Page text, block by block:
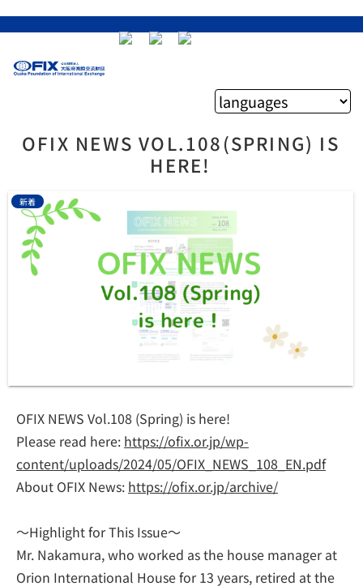
OFIX NEWS VOL.108(SPRING) IS
HERE!
新着
OFIX NEWS Vol.108 (Spring) is here!
Please read here: https://ofix.or.jp/wp-
content/uploads/2024/05/OFIX_NEWS_108_EN.pdf
About OFIX News: https://ofix.or.jp/archive/
～Highlight for This Issue～
Mr. Nakamura, who worked as the house manager at
Orion International House for 13 years, retired at the